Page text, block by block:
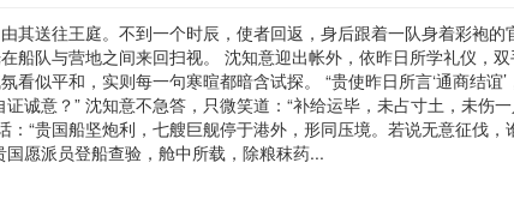
送往王庭。不到一个时辰，使者回返，身后跟着一队身着彩袍的
队与营地之间来回扫视。 沈知意迎出帐外，依昨日所学礼仪，
似平和，实则每一句寒暄都暗含试探。 “贵使昨日所言‘通商结谊’
意？” 沈知意不急答，只微笑道：“补给运毕，未占寸土，未伤一
“贵国船坚炮利，七艘巨舰停于港外，形同压境。若说无意征伐，
愿派员登船查验，舱中所载，除粮秣药...